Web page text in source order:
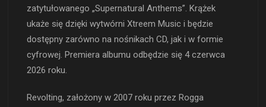
zatytułowanego „Supernatural Anthems”. Krążek
ukaże się dzięki wytwórni Xtreem Music i będzie
dostępny zarówno na nośnikach CD, jak i w formie
cyfrowej. Premiera albumu odbędzie się 4 czerwca
2026 roku.
Revolting, założony w 2007 roku przez Rogga